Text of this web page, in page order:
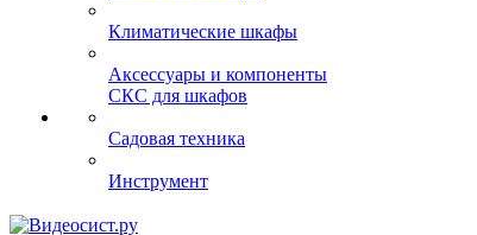
Климатические шкафы
Аксессуары и компоненты
СКС для шкафов
Садовая техника
Инструмент